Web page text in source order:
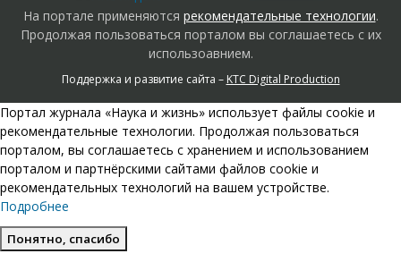
На портале применяются рекомендательные технологии.
Продолжая пользоваться порталом вы соглашаетесь с их
использоавнием.
Поддержка и развитие сайта – KTC Digital Production
Портал журнала «Наука и жизнь» использует файлы cookie и
рекомендательные технологии. Продолжая пользоваться
порталом, вы соглашаетесь с хранением и использованием
порталом и партнёрскими сайтами файлов cookie и
рекомендательных технологий на вашем устройстве.
Подробнее
Понятно, спасибо